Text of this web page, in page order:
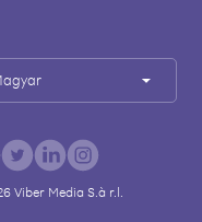
Viber Media S.à r.l.